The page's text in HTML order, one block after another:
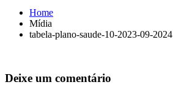
Home
Mídia
tabela-plano-saude-10-2023-09-2024
Deixe um comentário